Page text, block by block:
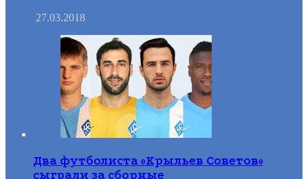
27.03.2018
Два футболиста «Крыльев Советов»
сыграли за сборные